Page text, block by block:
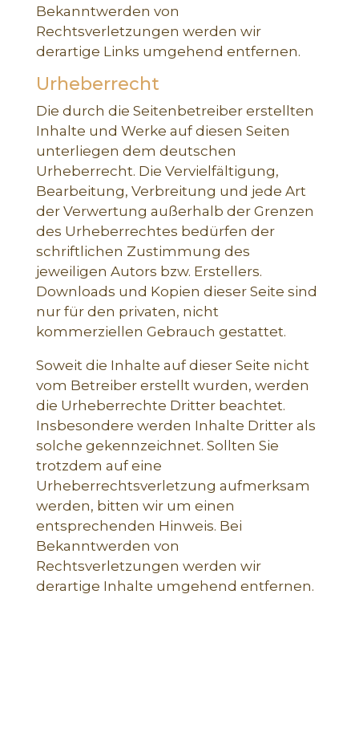
Bekanntwerden von
Rechtsverletzungen werden wir
derartige Links umgehend entfernen.
Urheberrecht
Die durch die Seitenbetreiber erstellten
Inhalte und Werke auf diesen Seiten
unterliegen dem deutschen
Urheberrecht. Die Vervielfältigung,
Bearbeitung, Verbreitung und jede Art
der Verwertung außerhalb der Grenzen
des Urheberrechtes bedürfen der
schriftlichen Zustimmung des
jeweiligen Autors bzw. Erstellers.
Downloads und Kopien dieser Seite sind
nur für den privaten, nicht
kommerziellen Gebrauch gestattet.
Soweit die Inhalte auf dieser Seite nicht
vom Betreiber erstellt wurden, werden
die Urheberrechte Dritter beachtet.
Insbesondere werden Inhalte Dritter als
solche gekennzeichnet. Sollten Sie
trotzdem auf eine
Urheberrechtsverletzung aufmerksam
werden, bitten wir um einen
entsprechenden Hinweis. Bei
Bekanntwerden von
Rechtsverletzungen werden wir
derartige Inhalte umgehend entfernen.